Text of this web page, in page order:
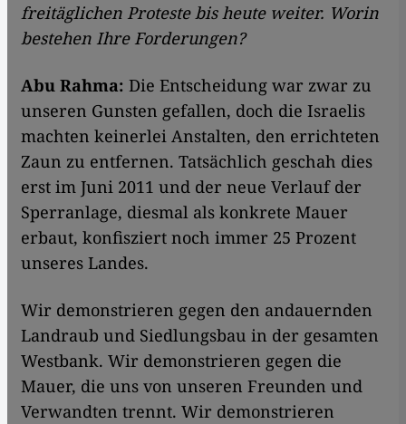
freitäglichen Proteste bis heute weiter. Worin
bestehen Ihre Forderungen?
Abu Rahma: Die Entscheidung war zwar zu
unseren Gunsten gefallen, doch die Israelis
machten keinerlei Anstalten, den errichteten
Zaun zu entfernen. Tatsächlich geschah dies
erst im Juni 2011 und der neue Verlauf der
Sperranlage, diesmal als konkrete Mauer
erbaut, konfisziert noch immer 25 Prozent
unseres Landes.
Wir demonstrieren gegen den andauernden
Landraub und Siedlungsbau in der gesamten
Westbank. Wir demonstrieren gegen die
Mauer, die uns von unseren Freunden und
Verwandten trennt. Wir demonstrieren